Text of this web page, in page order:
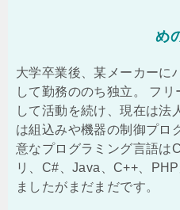
め
大学卒業後、某メーカーに
して勤務ののち独立。 フ
して活動を続け、現在は法
は組込みや機器の制御プロ
意なプログラミング言語は
リ、C#、Java、C++、
ましたがまだまだです。